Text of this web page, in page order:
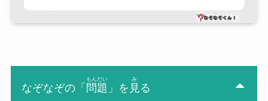
なぞなぞの「 問題
もんだい
」を 見
み
る